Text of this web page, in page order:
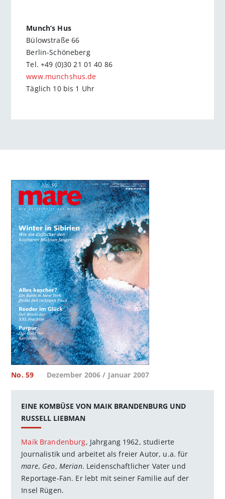
Munch’s Hus
Bülowstraße 66
Berlin-Schöneberg
Tel. +49 (0)30 21 01 40 86
www.munchshus.de
Täglich 10 bis 1 Uhr
No. 59 Dezember 2006 / Januar 2007
EINE KOMBÜSE VON MAIK BRANDENBURG UND
RUSSELL LIEBMAN
Maik Brandenburg, Jahrgang 1962, studierte
Journalistik und arbeitet als freier Autor, u.a. für
mare, Geo, Merian. Leidenschaftlicher Vater und
Reportage-Fan. Er lebt mit seiner Familie auf der
Insel Rügen.